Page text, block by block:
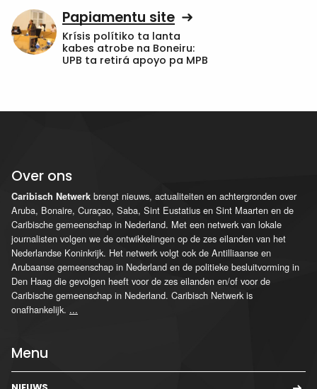
Papiamentu site
Krísis polítiko ta lanta
kabes atrobe na Boneiru:
UPB ta retirá apoyo pa MPB
Over ons
Caribisch Netwerk brengt nieuws, actualiteiten en achtergronden over
Aruba, Bonaire, Curaçao, Saba, Sint Eustatius en Sint Maarten en de
Caribische gemeenschap in Nederland. Met een netwerk van lokale
journalisten volgen we de ontwikkelingen op de zes eilanden van het
Nederlandse Koninkrijk. Het netwerk volgt ook de Antilliaanse en
Arubaanse gemeenschap in Nederland en de politieke besluitvorming in
Den Haag die gevolgen heeft voor de zes eilanden en/of voor de
Caribische gemeenschap in Nederland. Caribisch Netwerk is
onafhankelijk. ...
Menu